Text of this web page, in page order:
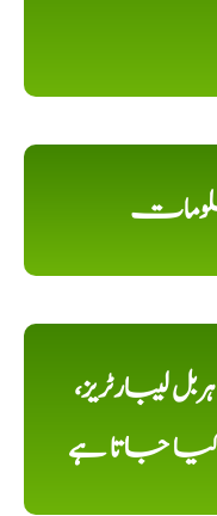
لیبارٹریز،
کیا جاتا ہے